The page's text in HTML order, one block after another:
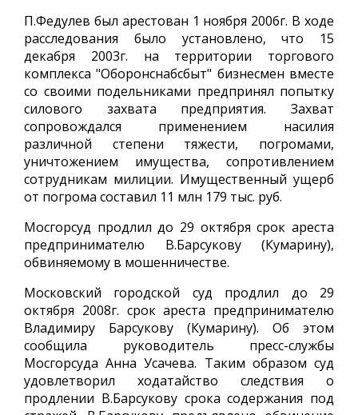
П.Федулев был арестован 1 ноября 2006г. В ходе
расследования было установлено, что 15
декабря 2003г. на территории торгового
комплекса "Оборонснабсбыт" бизнесмен вместе
со своими подельниками предпринял попытку
силового захвата предприятия. Захват
сопровождался применением насилия
различной степени тяжести, погромами,
уничтожением имущества, сопротивлением
сотрудникам милиции. Имущественный ущерб
от погрома составил 11 млн 179 тыс. руб.
Мосгорсуд продлил до 29 октября срок ареста
предпринимателю В.Барсукову (Кумарину),
обвиняемому в мошенничестве.
Московский городской суд продлил до 29
октября 2008г. срок ареста предпринимателю
Владимиру Барсукову (Кумарину). Об этом
сообщила руководитель пресс-службы
Мосгорсуда Анна Усачева. Таким образом суд
удовлетворил ходатайство следствия о
продлении В.Барсукову срока содержания под